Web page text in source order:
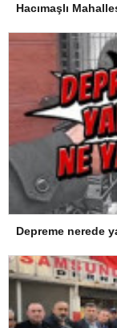
Depreme nerede